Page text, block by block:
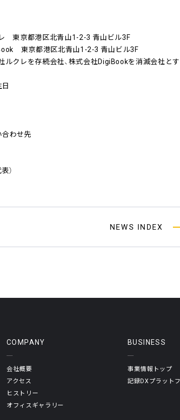
東京都港区北青山1-2-3 青山ビル3F
東京都港区北青山1-2-3 青山ビル3F
ルクレを存続会社、株式会社DigiBookを消滅会社と
わせ先
）
NEWS INDEX
COMPANY
会社概要
アクセス
ヒストリー
オフィスギャラリー
BUSINESS
事業情報トップ
記録DXプラット